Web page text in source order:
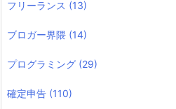
フリーランス (13)
ブロガー界隈 (14)
プログラミング (29)
確定申告 (110)